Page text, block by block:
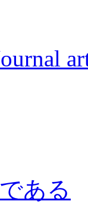
ある